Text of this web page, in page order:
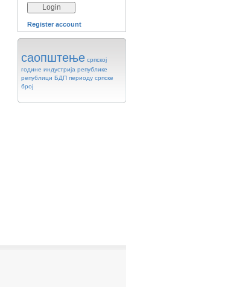
Register account
саопштење српској
године индустрија републике
републици БДП периоду српске
број